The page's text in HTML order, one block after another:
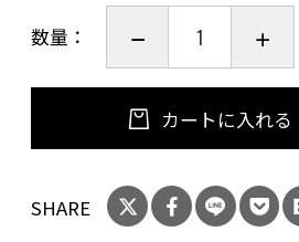
インナーカートン重量：約
アウトカートンサイズ：約
アウトカートン重量：約
規格 ■生産地：中国
■素材・成分：ABS、PC、シ
数量：
カートに入れる
SHARE